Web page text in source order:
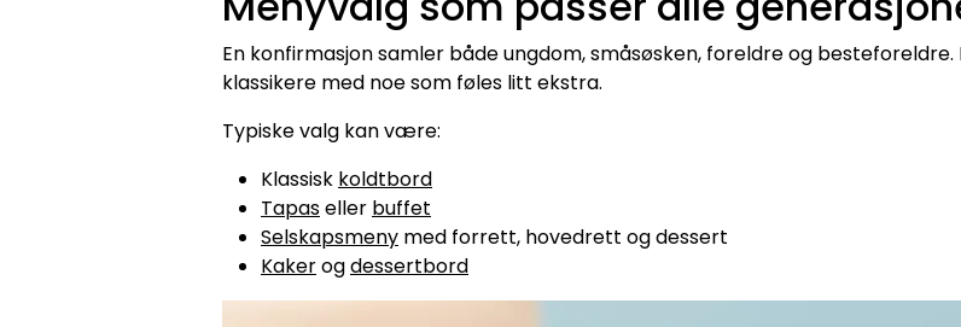
En konfirmasjon samler både ungdom, småsøsken, foreldre og
klassikere med noe som føles litt ekstra.
Typiske valg kan være:
Klassisk koldtbord
Tapaseller buffet
Selskapsmeny med forrett, hovedrett og dessert
Kakerogdessertbord